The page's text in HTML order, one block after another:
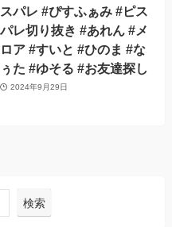
スパレ #ぴすふぁみ #ピス
パレ切り抜き #あれん #メ
ロア #すいと #ひのま #な
ぅた #ゆそる #お友達探し
2024年9月29日
検索